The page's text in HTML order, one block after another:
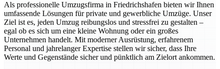
Als professionelle Umzugsfirma in Friedrichshafen bieten wir Ihnen
umfassende Lösungen für private und gewerbliche Umzüge. Unser
Ziel ist es, jeden Umzug reibungslos und stressfrei zu gestalten –
egal ob es sich um eine kleine Wohnung oder ein großes
Unternehmen handelt. Mit moderner Ausrüstung, erfahrenem
Personal und jahrelanger Expertise stellen wir sicher, dass Ihre
Werte und Gegenstände sicher und pünktlich am Zielort ankommen.